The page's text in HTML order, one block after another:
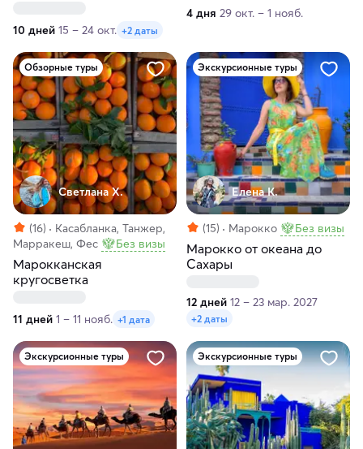
10 дней 15 – 24 окт. +2 даты
4 дня 29 окт. – 1 нояб.
Обзорные туры
Светлана Х.
(16)
Касабланка, Танжер,
Марракеш, Фес
Без визы
Марокканская
кругосветка
11 дней 1 – 11 нояб. +1 дата
Экскурсионные туры
Елена К.
(15) Марокко Без визы
Марокко от океана до
Сахары
12 дней 12 – 23 мар. 2027
+2 даты
Экскурсионные туры Экскурсионные туры